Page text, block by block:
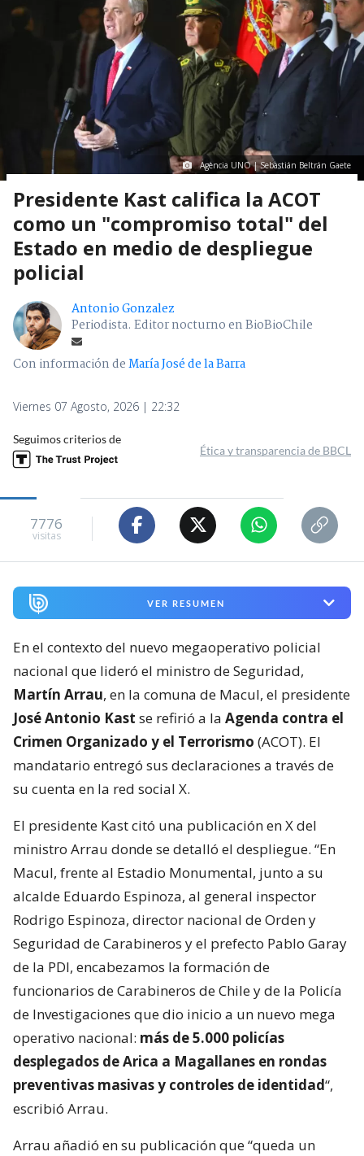
Agencia UNO | Sebastián Beltrán Gaete
Presidente Kast califica la ACOT
como un "compromiso total" del
Estado en medio de despliegue
policial
Antonio Gonzalez
Periodista. Editor nocturno en BioBioChile
Con información deMaría José de la Barra
Viernes 07 Agosto, 2026 | 22:32
Seguimos criterios de
Ética y transparencia de BBCL
7776
visitas
VER RESUMEN
En el contexto del nuevo megaoperativo policial
nacional que lideró el ministro de Seguridad,
Martín Arrau, en la comuna de Macul, el presidente
José Antonio Kast se refirió a la Agenda contra el
Crimen Organizado y el Terrorismo (ACOT). El
mandatario entregó sus declaraciones a través de
su cuenta en la red social X.
El presidente Kast citó una publicación en X del
ministro Arrau donde se detalló el despliegue. “En
Macul, frente al Estadio Monumental, junto a su
alcalde Eduardo Espinoza, al general inspector
Rodrigo Espinoza, director nacional de Orden y
Seguridad de Carabineros y el prefecto Pablo Garay
de la PDI, encabezamos la formación de
funcionarios de Carabineros de Chile y de la Policía
de Investigaciones que dio inicio a un nuevo mega
operativo nacional: más de 5.000 policías
desplegados de Arica a Magallanes en rondas
preventivas masivas y controles de identidad“,
escribió Arrau.
Arrau añadió en su publicación que “queda un